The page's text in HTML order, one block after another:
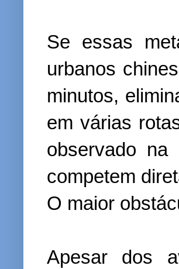
Se essas
urbanos
minutos,
em várias
observado
competem
O maior
Apesar dos